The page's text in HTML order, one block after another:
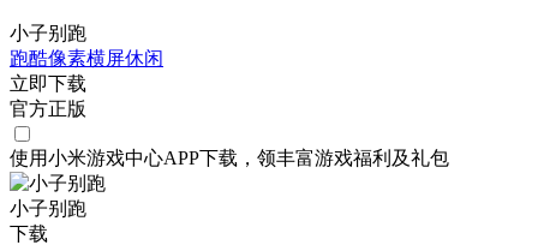
小子别跑
跑酷像素横屏休闲
立即下载
官方正版
使用小米游戏中心APP下载 ，领丰富游戏福利 及礼包
小子别跑
下载